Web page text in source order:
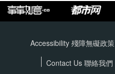
Accessibility 殘障無礙政策
Contact Us 聯絡我們